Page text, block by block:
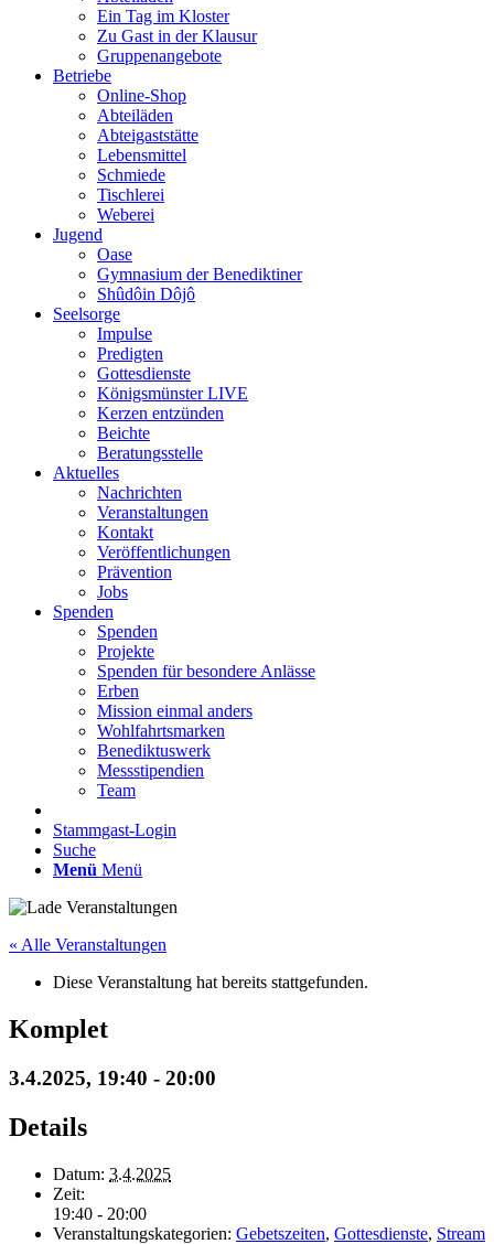
Ein Tag im Kloster
Zu Gast in der Klausur
Gruppenangebote
Betriebe
Online-Shop
Abteiläden
Abteigaststätte
Lebensmittel
Schmiede
Tischlerei
Weberei
Jugend
Oase
Gymnasium der Benediktiner
Shûdôin Dôjô
Seelsorge
Impulse
Predigten
Gottesdienste
Königsmünster LIVE
Kerzen entzünden
Beichte
Beratungsstelle
Aktuelles
Nachrichten
Veranstaltungen
Kontakt
Veröffentlichungen
Prävention
Jobs
Spenden
Spenden
Projekte
Spenden für besondere Anlässe
Erben
Mission einmal anders
Wohlfahrtsmarken
Benediktuswerk
Messstipendien
Team
Stammgast-Login
Suche
Menü Menü
« Alle Veranstaltungen
Diese Veranstaltung hat bereits stattgefunden.
Komplet
3.4.2025, 19:40 - 20:00
Details
Datum: 3.4.2025
Zeit:
19:40 - 20:00
Veranstaltungskategorien: Gebetszeiten, Gottesdienste, Stream